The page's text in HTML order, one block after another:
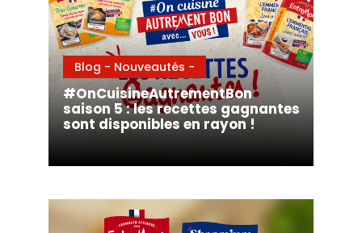
Blog - Nouveautés -
#OnCuisineAutrementBon
saison 5 : les recettes gagnantes
sont disponibles en rayon !